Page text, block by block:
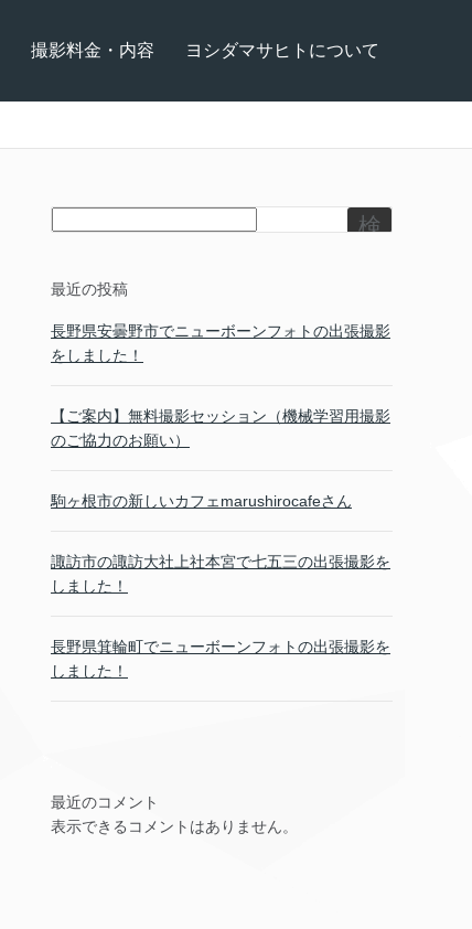
撮影料金・内容 ヨシダマサヒトについて
検
最近の投稿
長野県安曇野市でニューボーンフォトの出張撮影
をしました！
【ご案内】無料撮影セッション（機械学習用撮影
のご協力のお願い）
駒ヶ根市の新しいカフェmarushirocafeさん
諏訪市の諏訪大社上社本宮で七五三の出張撮影を
しました！
長野県箕輪町でニューボーンフォトの出張撮影を
しました！
最近のコメント
表示できるコメントはありません。